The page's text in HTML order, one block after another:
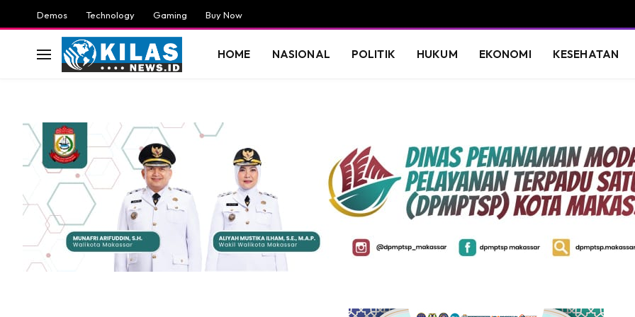
Demos Technology Gaming Buy Now
HOME NASIONAL POLITIK HUKUM EKONOMI KESEHATAN